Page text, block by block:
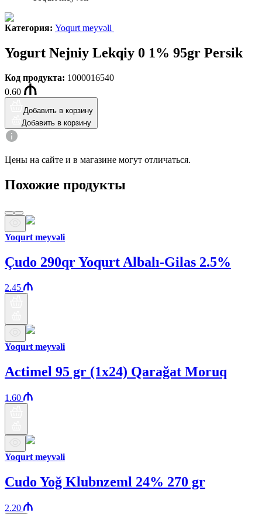
Категория: Yoqurt meyvəli
Yogurt Nejniy Lekqiy 0 1% 95gr Persik
Код продукта: 1000016540
0.60
Добавить в корзину
Добавить в корзину
Цены на сайте и в магазине могут отличаться.
Похожие продукты
Yoqurt meyvəli
Çudo 290qr Yoqurt Albalı-Gilas 2.5%
2.45
Yoqurt meyvəli
Actimel 95 gr (1x24) Qarağat Moruq
1.60
Yoqurt meyvəli
Cudo Yoğ Klubnzeml 24% 270 gr
2.20